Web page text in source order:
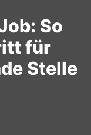
So
für
Stelle